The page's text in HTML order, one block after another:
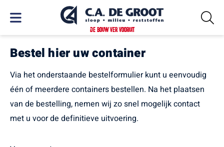
DE BOUW VER VOORUIT
Bestel hier uw container
Via het onderstaande bestelformulier kunt u eenvoudig
één of meerdere containers bestellen. Na het plaatsen
van de bestelling, nemen wij zo snel mogelijk contact
met u voor de definitieve uitvoering.